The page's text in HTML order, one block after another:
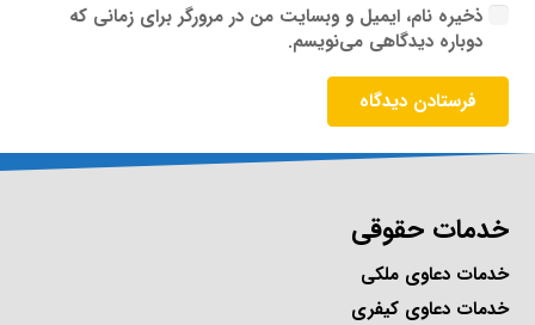
ذخیره نام، ایمیل و وبسایت من در مرورگر برای زمانی که
دوباره دیدگاهی می‌نویسم.
فرستادن دیدگاه
خدمات حقوقی
خدمات دعاوی ملکی
خدمات دعاوی کیفری